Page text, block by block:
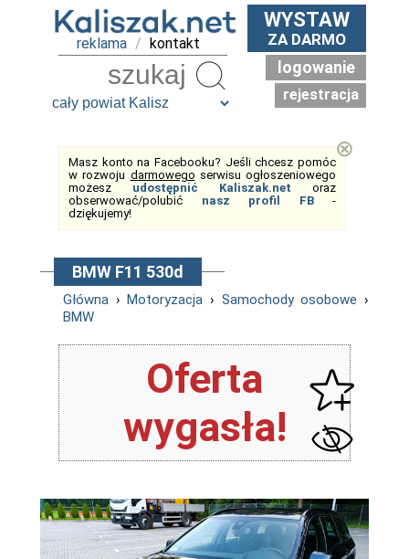
reklama / kontakt
WYSTAW
ZA DARMO
logowanie
rejestracja
Masz konto na Facebooku? Jeśli chcesz pomóc
w rozwoju darmowego serwisu ogłoszeniowego
możesz udostępnić Kaliszak.net oraz
obserwować/polubić nasz profil FB-
dziękujemy!
⊗
BMW F11 530d
Główna ›Motoryzacja › Samochody osobowe ›
BMW
Oferta
wygasła!